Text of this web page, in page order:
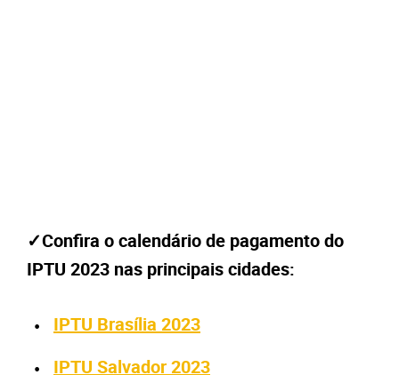
✓Confira o calendário de pagamento do
IPTU 2023 nas principais cidades:
IPTU Brasília 2023
IPTU Salvador 2023